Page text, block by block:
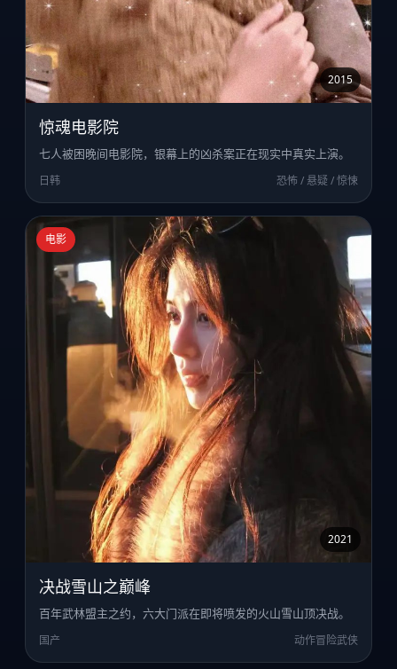
2015
惊魂电影院
七人被困晚间电影院，银幕上的凶杀案正在现实中真实上演。
日韩 恐怖 / 悬疑 / 惊悚
电影
2021
决战雪山之巅峰
百年武林盟主之约，六大门派在即将喷发的火山雪山顶决战。
国产 动作冒险武侠